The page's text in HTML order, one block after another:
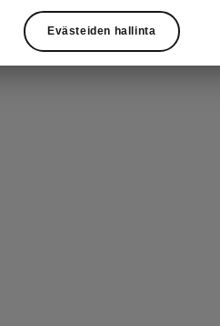
Evästeiden hallinta